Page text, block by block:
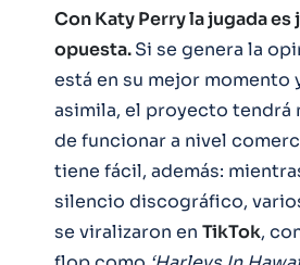
Con Katy Perry la jugada es
opuesta.Si se genera la
está en su mejor momento
asimila, el proyecto tendrá
de funcionar a nivel
tiene fácil, además:
silencio discográfico,
se viralizaron en TikTok,